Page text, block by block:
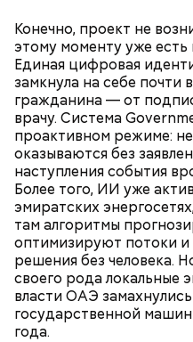
Конечно, проект не
этому моменту уже есть
Единая цифровая
замкнула на себе почти
гражданина — от
врачу. Система
проактивном режиме:
оказываются без
наступления события
Более того, ИИ уже
эмиратских
там алгоритмы
оптимизируют потоки
решения без человека.
своего рода локальные
власти ОАЭ
государственной
года.